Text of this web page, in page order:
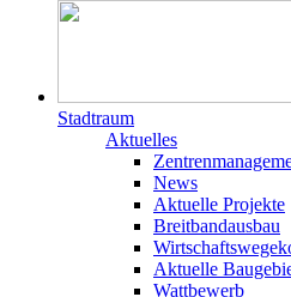
Stadtraum
Aktuelles
News
Aktuelle Projekte
Breitbandausbau
Aktuelle
Wattbewerb